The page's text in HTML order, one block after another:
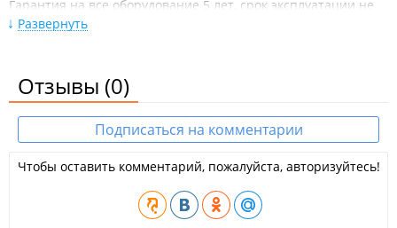
Гарантия на все оборудование 5 лет, срок эксплуатации не
менее 50 лет.
Производство, строительство и реконструкция
очистных сооружений;
СМР и шеф-монтаж;
Пусконаладка;
Гарантийное и сервисное обслуживание.
ООО Дальневосточный завод "Эколос".
Развернуть
Отзывы (0)
Подписаться на комментарии
Чтобы оставить комментарий, пожалуйста, авторизуйтесь!